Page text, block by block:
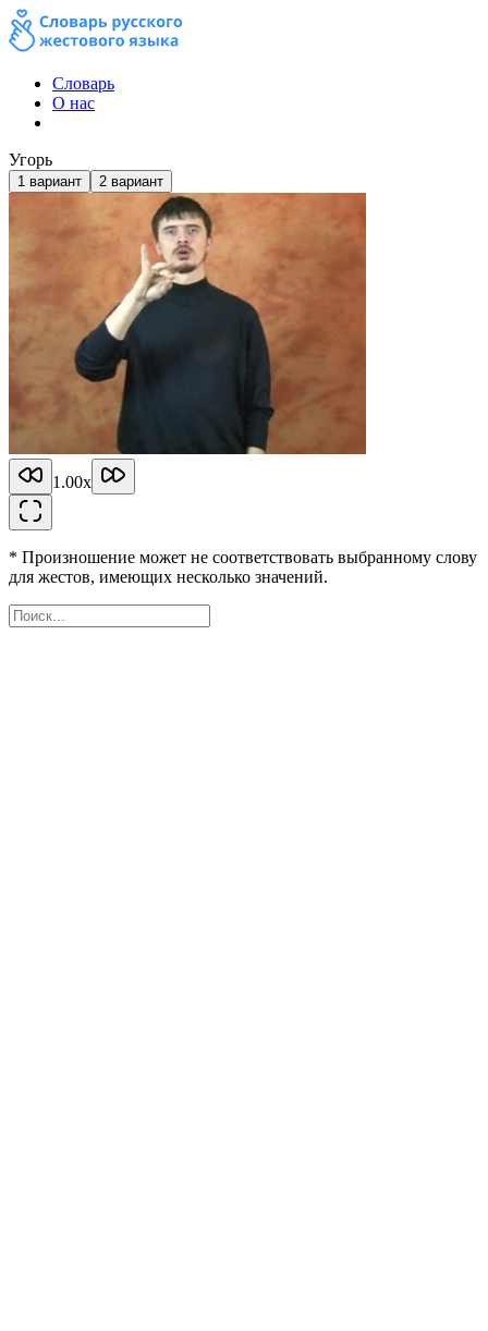
Словарь
О нас
Угорь
1 вариант 2 вариант
1.00x
* Произношение может не соответствовать выбранному слову
для жестов, имеющих несколько значений.